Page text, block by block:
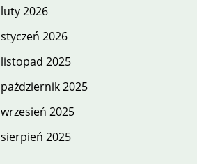
luty 2026
styczeń 2026
listopad 2025
październik 2025
wrzesień 2025
sierpień 2025